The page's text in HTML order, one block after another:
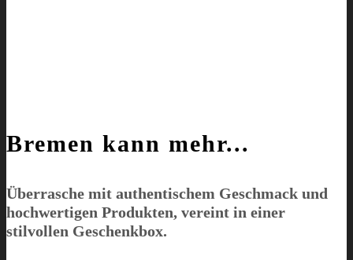
Bremen kann mehr...
Überrasche mit authentischem Geschmack und
hochwertigen Produkten, vereint in einer
stilvollen Geschenkbox.